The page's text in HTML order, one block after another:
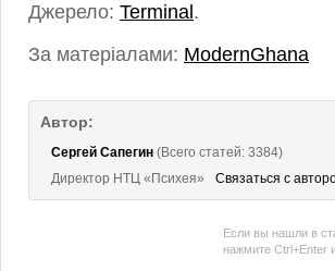
Джерело: Terminal .
За матеріалами: ModernGhana
Автор:
Сергей Сапегин (Всего статей: 3384)
Директор НТЦ «Психея»
Связаться с
Если вы нашли в
нажмите Ctrl+Enter